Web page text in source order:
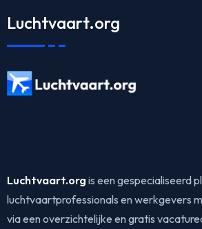
Luchtvaart.org
Luchtvaart.org is een gespecialiseerd
luchtvaartprofessionals en werkgevers
via een overzichtelijke en gratis